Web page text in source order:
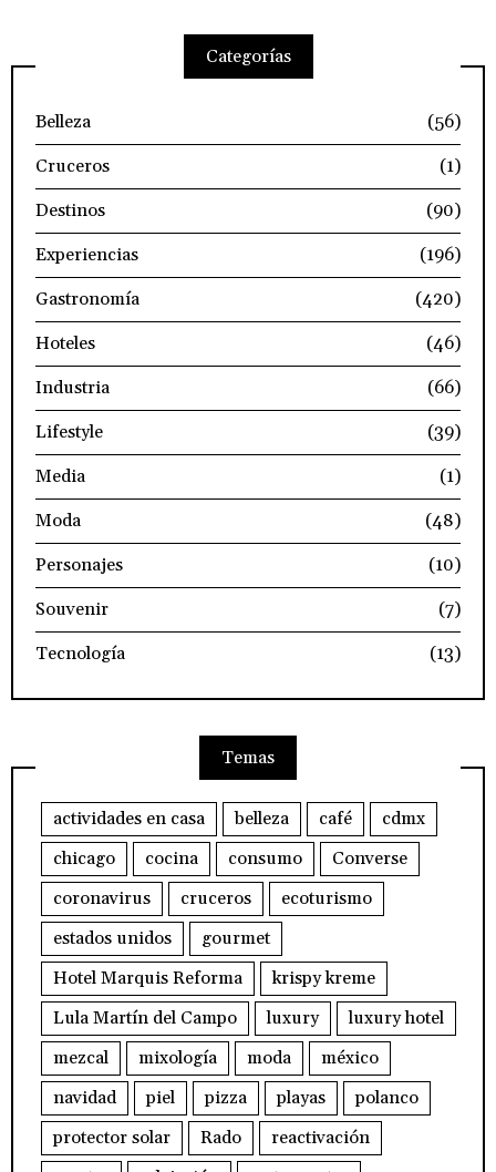
Categorías
Belleza
(56)
Cruceros
(1)
Destinos
(90)
Experiencias
(196)
Gastronomía
(420)
Hoteles
(46)
Industria
(66)
Lifestyle
(39)
Media
(1)
Moda
(48)
Personajes
(10)
Souvenir
(7)
Tecnología
(13)
Temas
actividades en casa belleza café
cdmx
chicago
cocina consumo
Converse
coronavirus
cruceros
ecoturismo
estados unidos
gourmet
Hotel Marquis Reforma
krispy kreme
Lula Martín del Campo
luxury
luxury hotel
mezcal
mixología moda
méxico
navidad
piel pizza playas
polanco
protector solar
Rado
reactivación